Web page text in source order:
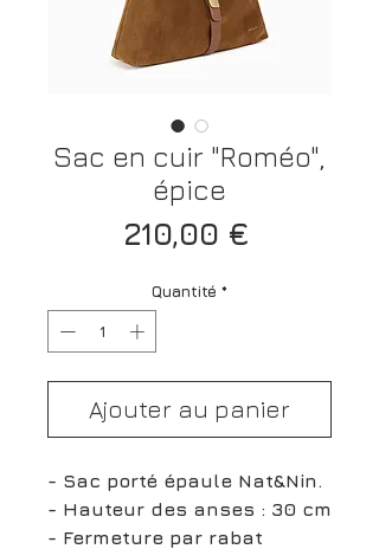
Sac en cuir "Roméo",
épice
210,00 €
Quantité *
Ajouter au panier
- Sac porté épaule Nat&Nin.
- Hauteur des anses : 30 cm
- Fermeture par rabat